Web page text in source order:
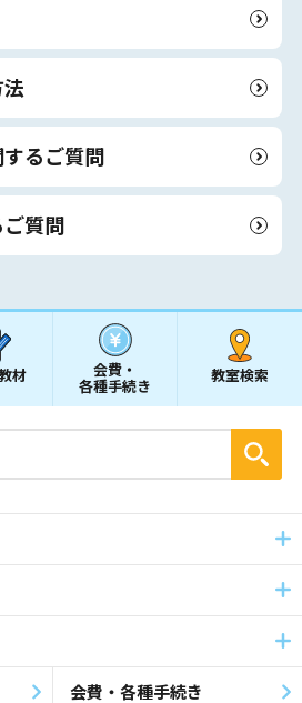
るご質問
質問
材
会費・
各種手続き
教室検索
会費・各種手続き